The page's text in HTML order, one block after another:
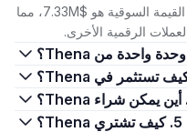
مع حجم تداول بلغ $3.85M. إجمالي القيمة السوقية هو $7.33M، مما
5. كيف تشتري Thena؟